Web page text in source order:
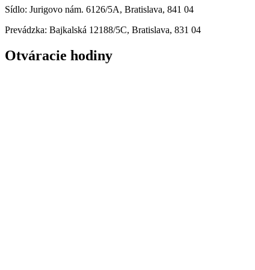
Sídlo: Jurigovo nám. 6126/5A, Bratislava, 841 04
Prevádzka: Bajkalská 12188/5C, Bratislava, 831 04
Otváracie hodiny